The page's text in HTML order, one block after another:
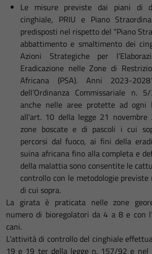
Le misure previste dai piani di
cinghiale, PRIU e Piano
predisposti nel rispetto del “Piano
abbattimento e smaltimento dei
Azioni Strategiche per
Eradicazione nelle Zone di
Africana (PSA). Anni 2023-
dell’Ordinanza Commissariale n.
anche nelle aree protette ad ogni
all'art. 10 della legge 21
zone boscate e di pascoli i cui
percorsi dal fuoco, ai fini della
suina africana fino alla completa e
della malattia sono consentite le
controllo con le metodologie previste
di cui sopra.
La girata è praticata nelle zone
numero di bioregolatori da 4 a 8 e con
cani.
L’attività di controllo del cinghiale
19 e 19 ter della legge n. 157/92 e nel